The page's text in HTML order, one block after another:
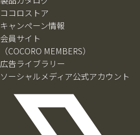
ココロストア
キャンペーン情報
会員サイト
（COCORO MEMBERS）
広告ライブラリー
ソーシャルメディア公式アカウント